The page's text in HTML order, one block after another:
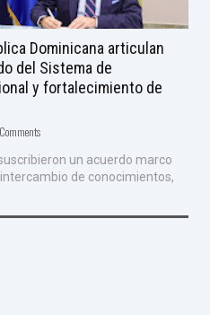
Dominicana articulan
del Sistema de
y fortalecimiento de
un acuerdo marco
de conocimientos,